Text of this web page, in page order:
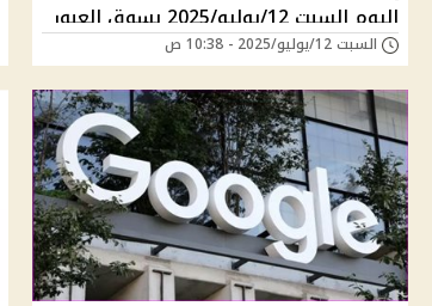
اليوم السبت 12/يوليو/2025 بسوق العبور
السبت 12/يوليو/2025 - 10:38 ص